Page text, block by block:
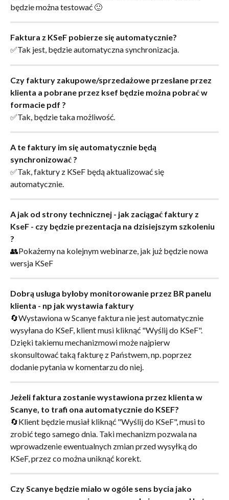
będzie można testować 🙂
Faktura z KSeF pobierze się automatycznie?
✅Tak jest, będzie automatyczna synchronizacja.
Czy faktury zakupowe/sprzedażowe przesłane przez
klienta a pobrane przez ksef będzie można pobrać w
formacie pdf ?
✅Tak, będzie taka możliwość.
A te faktury im się automatycznie będą
synchronizować ?
✅Tak, faktury z KSeF będą aktualizować się
automatycznie.
A jak od strony technicznej - jak zaciągać faktury z
KseF - czy będzie prezentacja na dzisiejszym szkoleniu
?
👥Pokażemy na kolejnym webinarze, jak już będzie nowa
wersja KSeF
Dobrą usługa byłoby monitorowanie przez BR panelu
klienta - np jak wystawia faktury
🔄Wystawiona w Scanye faktura nie jest automatycznie
wysyłana do KSeF, klient musi kliknąć "Wyślij do KSeF".
Dzięki takiemu mechanizmowi może najpierw
skonsultować taką fakturę z Państwem, np. poprzez
dodanie pytania w komentarzu do niej.
Jeżeli faktura zostanie wystawiona przez klienta w
Scanye, to trafi ona automatycznie do KSEF?
🔄Klient będzie musiał kliknąć "Wyślij do KSeF", musi to
zrobić tego samego dnia. Taki mechanizm pozwala na
wprowadzenie ewentualnych zmian przed wysyłką do
KSeF, przez co można uniknąć korekt.
Czy Scanye będzie miało w ogóle sens bycia jako